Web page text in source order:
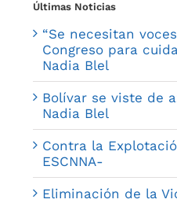
Últimas Noticias
“Se necesitan
Congreso para
Nadia Blel
Bolívar se viste de
Nadia Blel
Contra la
ESCNNA-
Eliminación de la